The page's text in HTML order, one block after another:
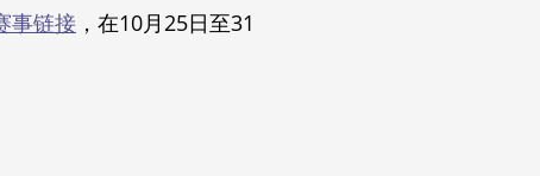
事链接 ，在10月25日至31